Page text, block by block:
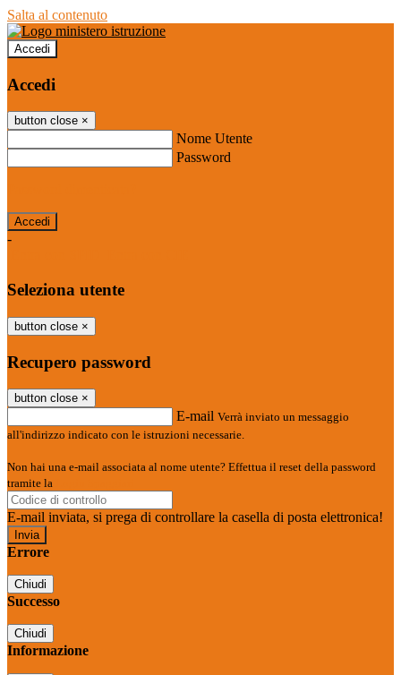
Salta al contenuto
Accedi
Accedi
button close ×
Nome Utente
Password
-
Seleziona utente
button close ×
Recupero password
button close ×
E-mail Verrà inviato un messaggio
all'indirizzo indicato con le istruzioni necessarie.
Non hai una e-mail associata al nome utente? Effettua il reset della password
tramite la
E-mail inviata, si prega di controllare la casella di posta elettronica!
Errore
Chiudi
Successo
Chiudi
Informazione